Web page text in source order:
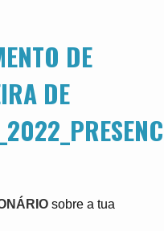
DE
DE
sobre a tua